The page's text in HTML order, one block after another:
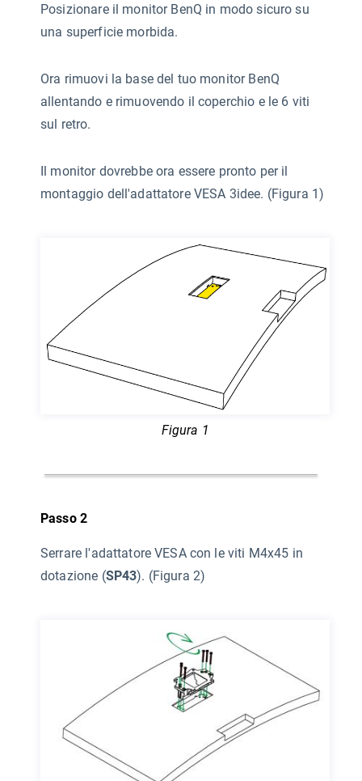
Posizionare il monitor BenQ in modo sicuro su
una superficie morbida.
Ora rimuovi la base del tuo monitor BenQ
allentando e rimuovendo il coperchio e le 6 viti
sul retro.
Il monitor dovrebbe ora essere pronto per il
montaggio dell'adattatore VESA 3idee. (Figura 1)
Figura 1
Passo 2
Serrare l'adattatore VESA con le viti M4x45 in
dotazione (SP43). (Figura 2)